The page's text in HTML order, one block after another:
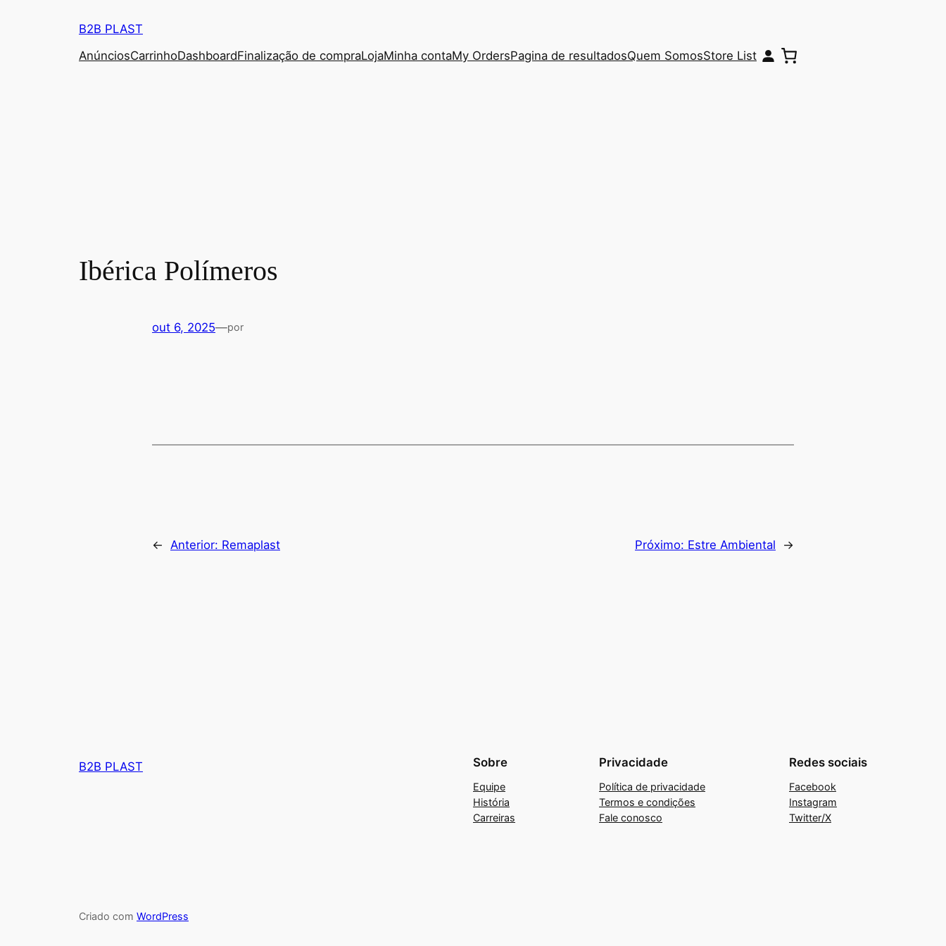
B2B PLAST
AnúnciosCarrinhoDashboardFinalização de compraLojaMinha contaMy OrdersPagina de resultadosQuem SomosStore List
Ibérica Polímeros
out 6, 2025—por
← Anterior: Remaplast Próximo: Estre Ambiental →
B2B PLAST Sobre
Equipe
História
Carreiras
Privacidade
Política de privacidade
Termos e condições
Fale conosco
Redes sociais
Facebook
Instagram
Twitter/X
Criado com WordPress